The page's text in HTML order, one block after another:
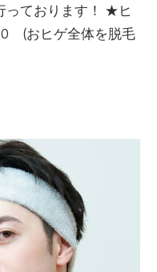
っております！ ★ヒ
おヒゲ全体を脱毛